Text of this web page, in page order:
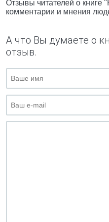
Отзывы читателей о книге
комментарии и мнения
А что Вы думаете о
отзыв.